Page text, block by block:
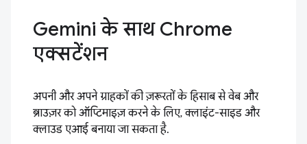
Gemini के साथ Chrome
एक्सटेंशन
अपनी और अपने ग्राहकों की ज़रूरतों के हिसाब से वेब और
ब्राउज़र को ऑप्टिमाइज़ करने के लिए, क्लाइंट-साइड और
क्लाउड एआई बनाया जा सकता है.